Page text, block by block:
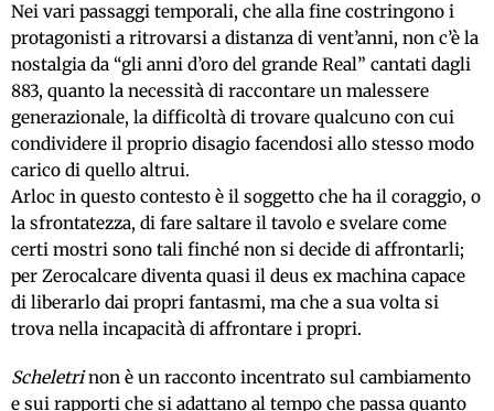
Nei vari passaggi temporali, che alla fine costringono i
protagonisti a ritrovarsi a distanza di vent’anni, non c’è la
nostalgia da “gli anni d’oro del grande Real” cantati dagli
883, quanto la necessità di raccontare un malessere
generazionale, la difficoltà di trovare qualcuno con cui
condividere il proprio disagio facendosi allo stesso modo
carico di quello altrui.
Arloc in questo contesto è il soggetto che ha il coraggio, o
la sfrontatezza, di fare saltare il tavolo e svelare come
certi mostri sono tali finché non si decide di affrontarli;
per Zerocalcare diventa quasi il deus ex machina capace
di liberarlo dai propri fantasmi, ma che a sua volta si
trova nella incapacità di affrontare i propri.
Scheletrinon è un racconto incentrato sul cambiamento
e sui rapporti che si adattano al tempo che passa quanto